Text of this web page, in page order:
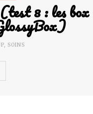
8 : les box
, SOINS